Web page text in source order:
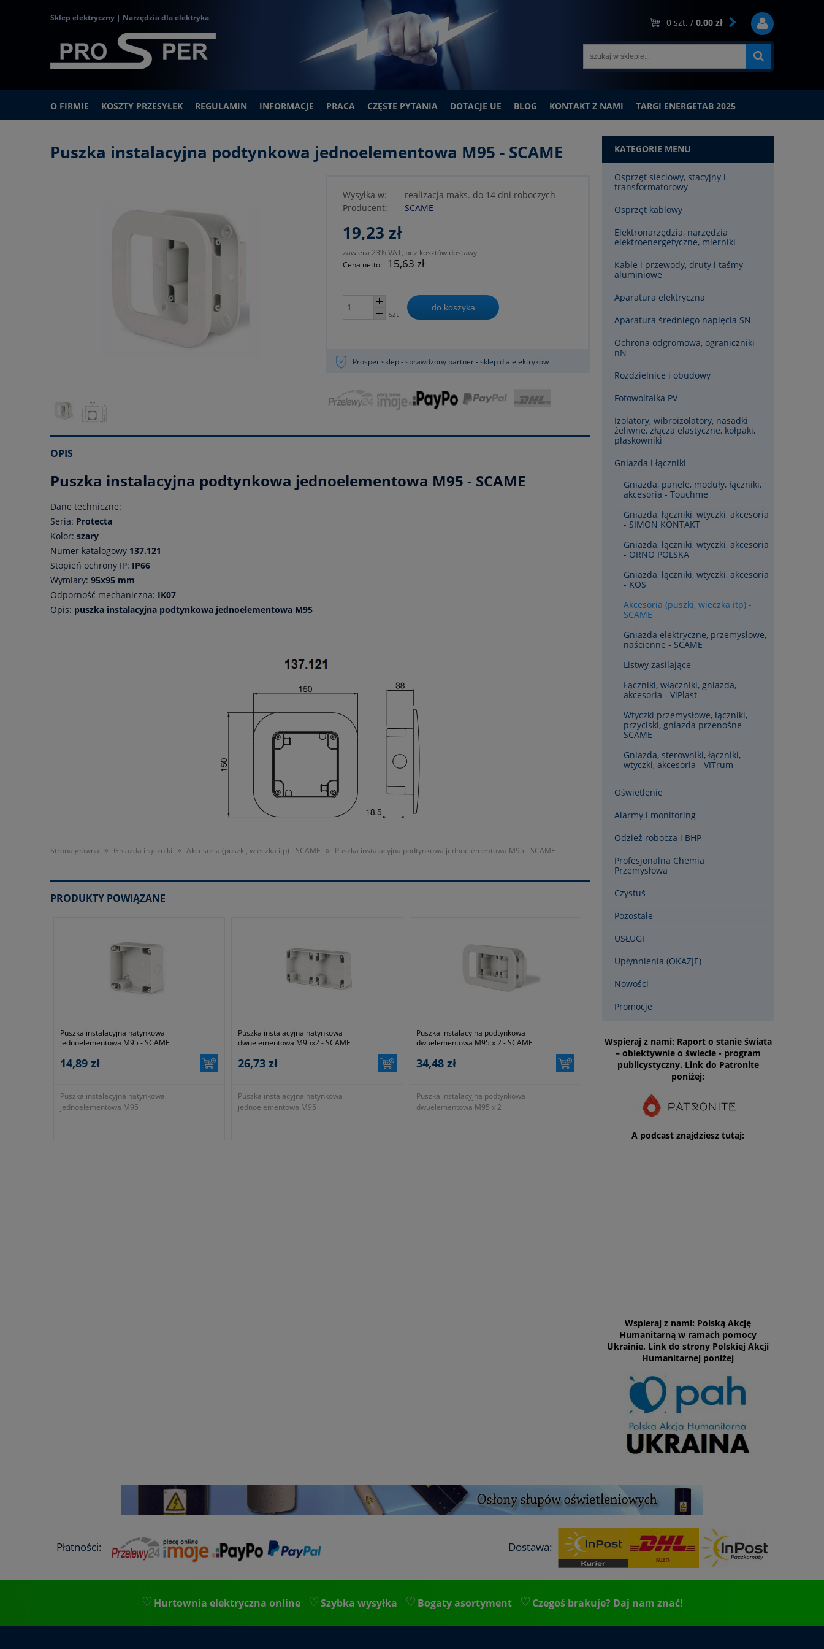
Sklep elektryczny | Narzędzia dla elektryka 0 szt. / 0,00 zł
O FIRMIE KOSZTY PRZESYŁEK REGULAMIN INFORMACJE PRACA CZĘSTE PYTANIA DOTACJE UE BLOG KONTAKT Z NAMI TARGI ENERGETAB 2025
Puszka instalacyjna podtynkowa jednoelementowa M95 - SCAME
Wysyłka w:
realizacja maks. do 14 dni roboczych
Producent:
SCAME
19,23 zł
zawiera 23% VAT, bez kosztów dostawy
Cena netto:
15,63 zł
szt
do koszyka
Prosper sklep - sprawdzony partner - sklep dla elektryków
OPIS
Puszka instalacyjna podtynkowa jednoelementowa M95 - SCAME
Dane techniczne:
Seria: Protecta
Kolor: szary
Numer katalogowy 137.121
Stopień ochrony IP: IP66
Wymiary: 95x95 mm
Odporność mechaniczna: IK07
Opis: puszka instalacyjna podtynkowa jednoelementowa M95
Strona główna » Gniazda i łączniki » Akcesoria (puszki, wieczka itp) - SCAME » Puszka instalacyjna podtynkowa jednoelementowa M95 - SCAME
PRODUKTY POWIĄZANE
Puszka instalacyjna natynkowa
jednoelementowa M95 - SCAME
14,89 zł
Puszka instalacyjna natynkowa
jednoelementowa M95
Puszka instalacyjna natynkowa
dwuelementowa M95x2 - SCAME
26,73 zł
Puszka instalacyjna natynkowa
jednoelementowa M95
Puszka instalacyjna podtynkowa
dwuelementowa M95 x 2 - SCAME
34,48 zł
Puszka instalacyjna podtynkowa
dwuelementowa M95 x 2
KATEGORIE MENU
Osprzęt sieciowy, stacyjny i
transformatorowy
Osprzęt kablowy
Elektronarzędzia, narzędzia
elektroenergetyczne, mierniki
Kable i przewody, druty i taśmy
aluminiowe
Aparatura elektryczna
Aparatura średniego napięcia SN
Ochrona odgromowa, ograniczniki
nN
Rozdzielnice i obudowy
Fotowoltaika PV
Izolatory, wibroizolatory, nasadki
żeliwne, złącza elastyczne, kołpaki,
płaskowniki
Gniazda i łączniki
Gniazda, panele, moduły, łączniki,
akcesoria - Touchme
Gniazda, łączniki, wtyczki, akcesoria
- SIMON KONTAKT
Gniazda, łączniki, wtyczki, akcesoria
- ORNO POLSKA
Gniazda, łączniki, wtyczki, akcesoria
- KOS
Akcesoria (puszki, wieczka itp) -
SCAME
Gniazda elektryczne, przemysłowe,
naścienne - SCAME
Listwy zasilające
Łączniki, włączniki, gniazda,
akcesoria - ViPlast
Wtyczki przemysłowe, łączniki,
przyciski, gniazda przenośne -
SCAME
Gniazda, sterowniki, łączniki,
wtyczki, akcesoria - VITrum
Oświetlenie
Alarmy i monitoring
Odzież robocza i BHP
Profesjonalna Chemia
Przemysłowa
Czystuś
Pozostałe
USŁUGI
Upłynnienia (OKAZJE)
Nowości
Promocje
Wspieraj z nami: Raport o stanie świata
– obiektywnie o świecie - program
publicystyczny. Link do Patronite
poniżej:
A podcast znajdziesz tutaj:
Wspieraj z nami: Polską Akcję
Humanitarną w ramach pomocy
Ukrainie. Link do strony Polskiej Akcji
Humanitarnej poniżej
Płatności: Dostawa:
Hurtownia elektryczna online Szybka wysyłka Bogaty asortyment Czegoś brakuje? Daj nam znać!